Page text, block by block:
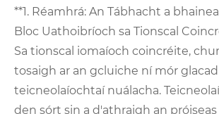
**1. Réamhrá: An Tábhacht a
Bloc Uathoibríoch sa Tionscal
Sa tionscal iomaíoch coincréite,
tosaigh ar an gcluiche ní mór
teicneolaíochtaí nuálacha.
den sórt sin a d'athraigh an